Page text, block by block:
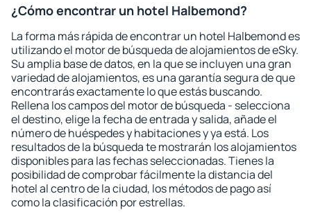
¿Cómo encontrar un hotel Halbemond?
La forma más rápida de encontrar un hotel Halbemond es
utilizando el motor de búsqueda de alojamientos de eSky.
Su amplia base de datos, en la que se incluyen una gran
variedad de alojamientos, es una garantía segura de que
encontrarás exactamente lo que estás buscando.
Rellena los campos del motor de búsqueda - selecciona
el destino, elige la fecha de entrada y salida, añade el
número de huéspedes y habitaciones y ya está. Los
resultados de la búsqueda te mostrarán los alojamientos
disponibles para las fechas seleccionadas. Tienes la
posibilidad de comprobar fácilmente la distancia del
hotel al centro de la ciudad, los métodos de pago así
como la clasificación por estrellas.